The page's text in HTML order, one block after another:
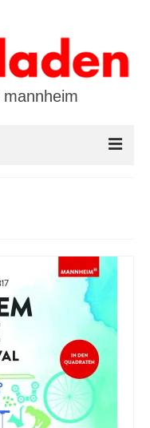
belair / divide